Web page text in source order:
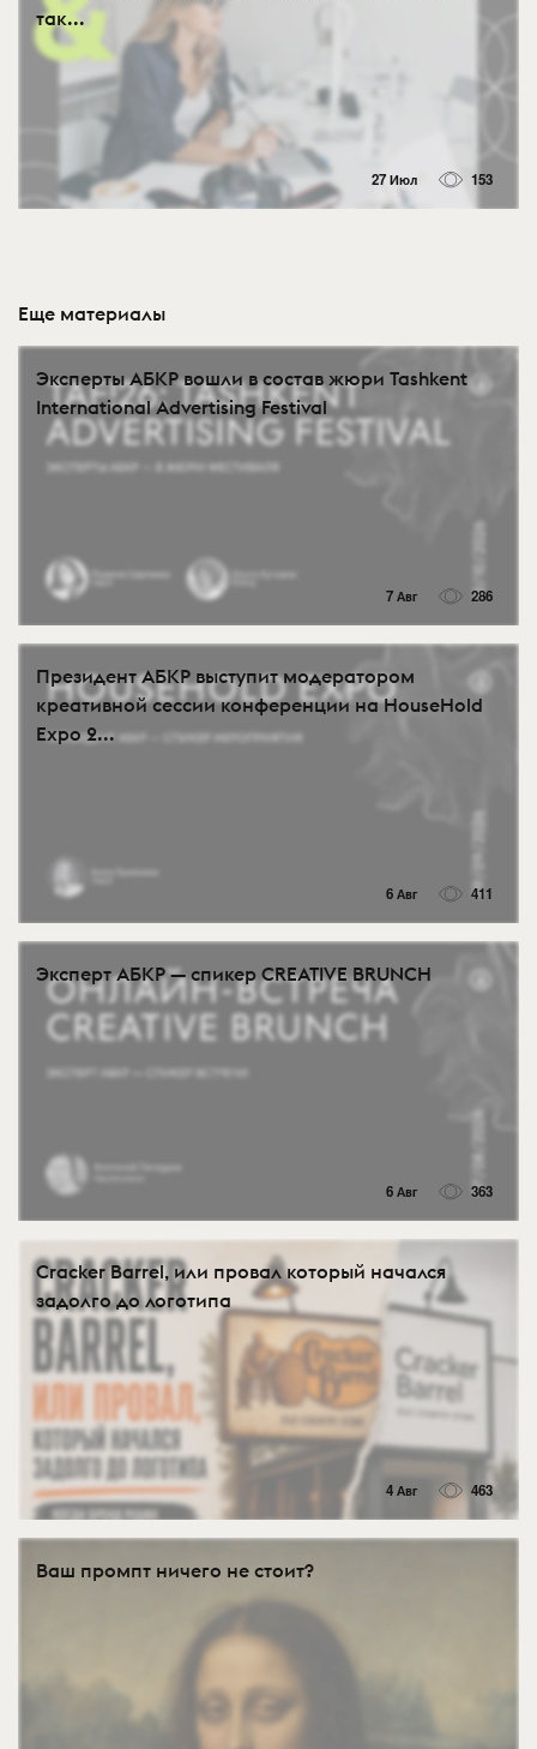
так...
27 Июл 153
Еще материалы
Эксперты АБКР вошли в состав жюри Tashkent
International Advertising Festival
7 Авг 286
Президент АБКР выступит модератором
креативной сессии конференции на HouseHold
Expo 2...
6 Авг 411
Эксперт АБКР — спикер CREATIVE BRUNCH
6 Авг 363
Cracker Barrel, или провал который начался
задолго до логотипа
4 Авг 463
Ваш промпт ничего не стоит?